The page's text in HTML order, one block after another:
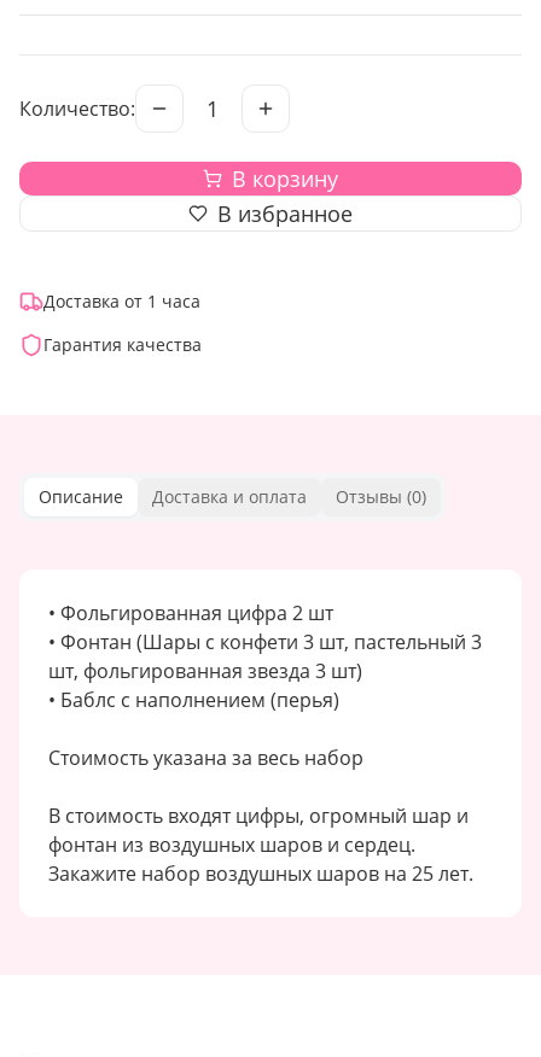
Количество: 1
В корзину
В избранное
Доставка от 1 часа
Гарантия качества
Описание Доставка и оплата Отзывы (0)
• Фольгированная цифра 2 шт
• Фонтан (Шары с конфети 3 шт, пастельный 3
шт, фольгированная звезда 3 шт)
• Баблс с наполнением (перья)
Стоимость указана за весь набор
В стоимость входят цифры, огромный шар и
фонтан из воздушных шаров и сердец.
Закажите набор воздушных шаров на 25 лет.